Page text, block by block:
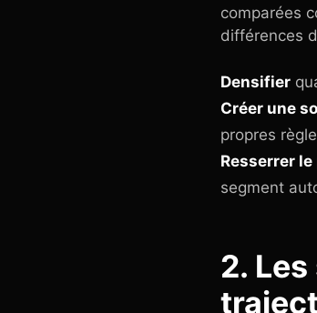
comparées
différences
Densifier
Créer une
propres
Resserrer
segment
2.